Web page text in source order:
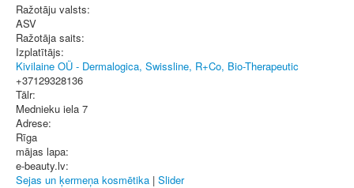
Ražotāju valsts:
ASV
Ražotāja saits:
Izplatītājs:
Kivilaine OÜ - Dermalogica, Swissline, R+Co, Bio-Therapeutic
+37129328136
Tālr:
Mednieku iela 7
Adrese:
Rīga
mājas lapa:
e-beauty.lv:
Sejas un ķermeņa kosmētika | Slider